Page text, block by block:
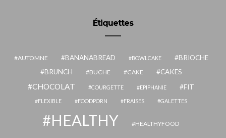
Étiquettes
AUTOMNE BANANABREAD BOWLCAKE
BRIOCHE
BRUNCH
BUCHE CAKE CAKES
CHOCOLAT COURGETTE EPIPHANIE FIT
FLEXIBLE FOODPORN FRAISES GALETTES
HEALTHY HEALTHYFOOD